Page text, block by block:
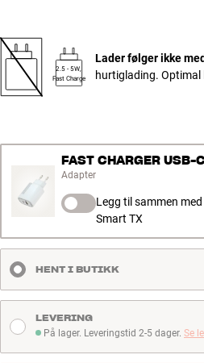
2.5 - 5W,
Fast Charge
Lader følger ikke med
hurtiglading. Optimal
FAST CHARGER USB-
Adapter
Legg til sammen
Smart TX
HENT I BUTIKK
På lager. Leveringstid 2-5 dager
På lager. Leveringstid 2-5 dager. Se
LEVERING